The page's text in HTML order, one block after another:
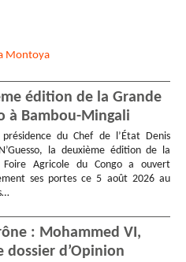
Montoya
édition de la Grande
à Bambou-Mingali
présidence du Chef de l’État Denis
la deuxième édition de la
Foire Agricole du Congo a ouvert
ses portes ce 5 août 2026 au
: Mohammed VI,
dossier d’Opinion